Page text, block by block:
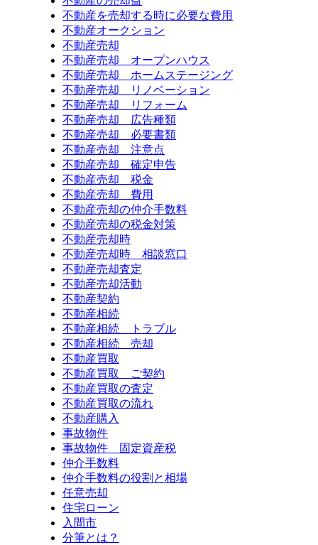
不動産を売却する時に必要な費用
不動産オークション
不動産売却
不動産売却 オープンハウス
不動産売却 ホームステージング
不動産売却 リノベーション
不動産売却 リフォーム
不動産売却 広告種類
不動産売却 必要書類
不動産売却 注意点
不動産売却 確定申告
不動産売却 税金
不動産売却 費用
不動産売却の仲介手数料
不動産売却の税金対策
不動産売却時
不動産売却時 相談窓口
不動産売却査定
不動産売却活動
不動産契約
不動産相続
不動産相続 トラブル
不動産相続 売却
不動産買取
不動産買取 ご契約
不動産買取の査定
不動産買取の流れ
不動産購入
事故物件
事故物件 固定資産税
仲介手数料
仲介手数料の役割と相場
任意売却
住宅ローン
入間市
分筆とは？